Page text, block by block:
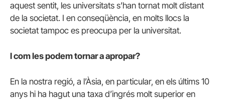
aquest sentit, les universitats s’han tornat molt distant
de la societat. I en conseqüència, en molts llocs la
societat tampoc es preocupa per la universitat.
I com les podem tornar a apropar?
En la nostra regió, a l’Àsia, en particular, en els últims 10
anys hi ha hagut una taxa d’ingrés molt superior en